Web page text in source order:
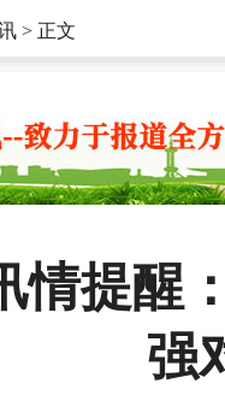
> 正文
情提醒
强